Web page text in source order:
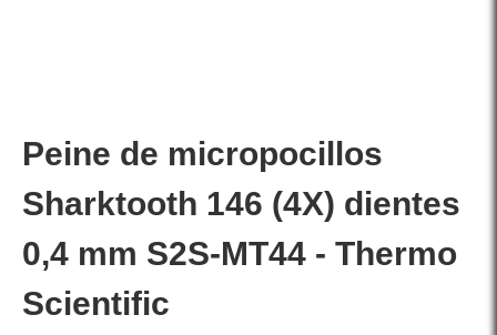
Peine de micropocillos
Sharktooth 146 (4X) dientes
0,4 mm S2S-MT44 - Thermo
Scientific